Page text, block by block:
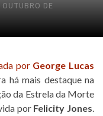
OUTUBRO DE
por George Lucas
há mais destaque na
da Estrela da Morte
por Felicity Jones.